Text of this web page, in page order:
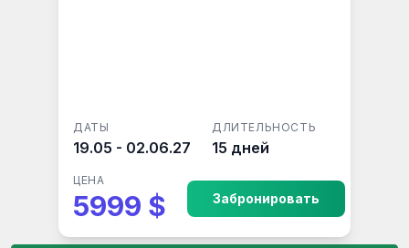
ДАТЫ
19.05 - 02.06.27
ДЛИТЕЛЬНОСТЬ
15 дней
ЦЕНА
5999 $ Забронировать